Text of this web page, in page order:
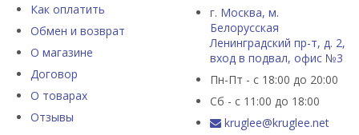
Как оплатить
Обмен и возврат
О магазине
Договор
О товарах
Отзывы
г. Москва, м.
Белорусская
Ленинградский пр-т, д. 2,
вход в подвал, офис №3
Пн-Пт - с 18:00 до 20:00
Сб - с 11:00 до 18:00
kruglee@kruglee.net